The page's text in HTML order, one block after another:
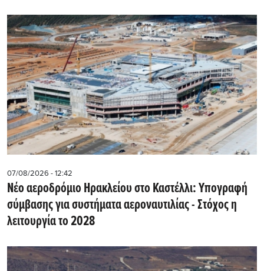
07/08/2026 - 12:42
Νέο αεροδρόμιο Ηρακλείου στο Καστέλλι: Υπογραφή
σύμβασης για συστήματα αεροναυτιλίας - Στόχος η
λειτουργία το 2028